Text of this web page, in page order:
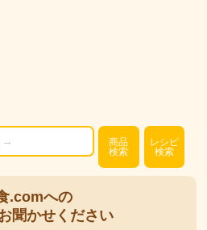
商品
検索
レシピ
検索
.comへの
聞かせください